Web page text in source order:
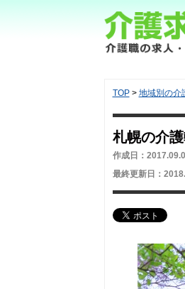
TOP> 地域別の介
札幌の介
作成日：
最終更新日：